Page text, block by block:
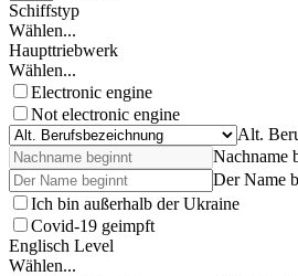
Schiffstyp
Wählen...
Haupttriebwerk
Wählen...
Electronic engine
Not electronic engine
Alt.
Nachname
Der Name
Ich bin außerhalb der Ukraine
Covid-19 geimpft
Englisch Level
Wählen...